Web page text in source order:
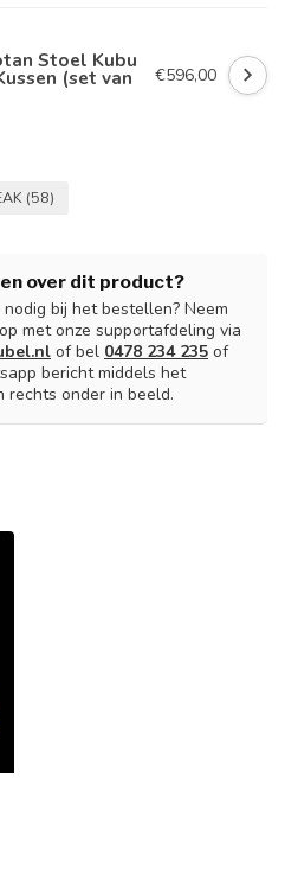
Stoel Kubu
(set van €596,00
(58)
over dit product?
bij het bestellen? Neem
met onze supportafdeling via
of bel 0478 234 235 of
bericht middels het
rechts onder in beeld.